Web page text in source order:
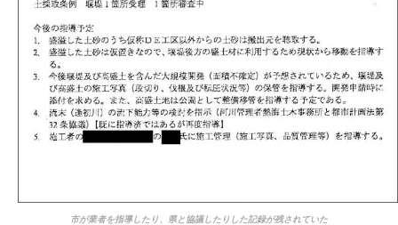
市が業者を指導したり、県と協議したりした記録が残されていた